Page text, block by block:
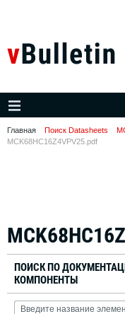
Главная Поиск Datasheets
MCK68HC16Z4VPV25.pdf
ПОИСК ПО
КОМПОНЕНТЫ